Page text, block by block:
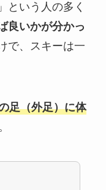
という人の多く
良いかが分かっ
で、スキーは一
足（外足）に体